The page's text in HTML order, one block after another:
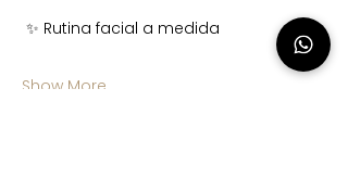
✨ Rutina facial a medida
Show More